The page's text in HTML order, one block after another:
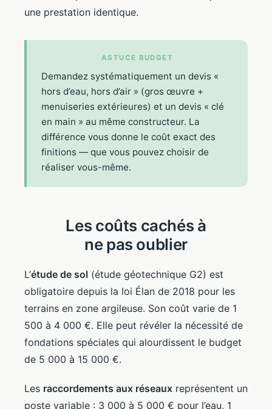
une prestation identique.
ASTUCE BUDGET
Demandez systématiquement un devis «
hors d’eau, hors d’air » (gros œuvre +
menuiseries extérieures) et un devis « clé
en main » au même constructeur. La
différence vous donne le coût exact des
finitions — que vous pouvez choisir de
réaliser vous-même.
Les coûts cachés à
ne pas oublier
L’étude de sol (étude géotechnique G2) est
obligatoire depuis la loi Élan de 2018 pour les
terrains en zone argileuse. Son coût varie de 1
500 à 4 000 €. Elle peut révéler la nécessité de
fondations spéciales qui alourdissent le budget
de 5 000 à 15 000 €.
Les raccordements aux réseaux représentent un
poste variable : 3 000 à 5 000 € pour l’eau, 1